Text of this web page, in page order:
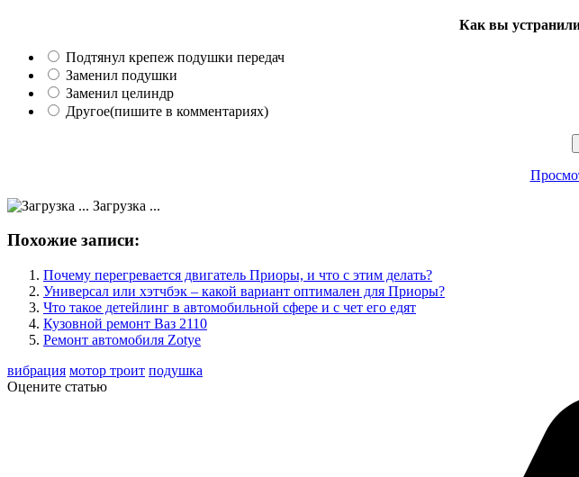
Как вы
Подтянул крепеж подушки передач
Заменил подушки
Заменил целиндр
Другое(пишите в комментариях)
Загрузка ...
Похожие записи:
Почему перегревается двигатель Приоры, и что с этим делать?
Универсал или хэтчбэк – какой вариант оптимален для Приоры?
Что такое детейлинг в автомобильной сфере и с чет его едят
Кузовной ремонт Ваз 2110
Ремонт автомобиля Zotye
вибрация мотор троит подушка
Оцените статью